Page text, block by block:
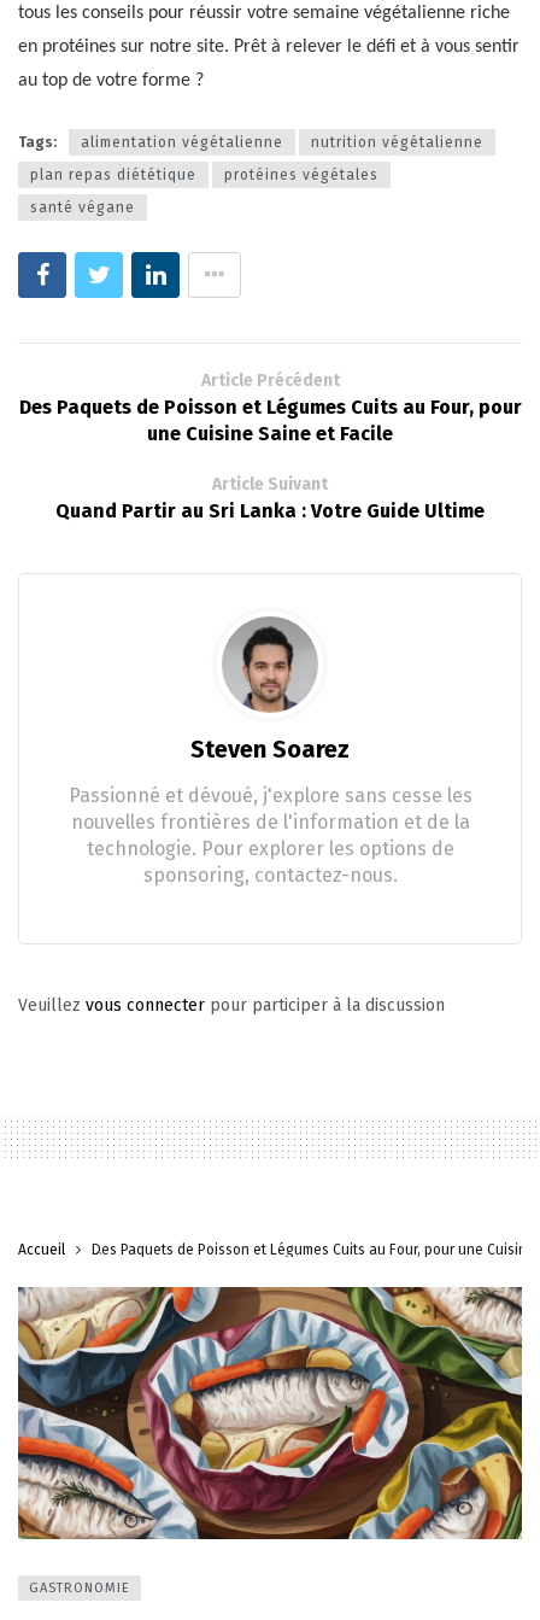
tous les conseils pour réussir votre semaine végétalienne riche
en protéines sur notre site. Prêt à relever le défi et à vous sentir
au top de votre forme ?
Tags: alimentation végétalienne
nutrition végétalienne
plan repas diététique
protéines végétales
santé végane
Article Précédent
Des Paquets de Poisson et Légumes Cuits au Four, pour
une Cuisine Saine et Facile
Article Suivant
Quand Partir au Sri Lanka : Votre Guide Ultime
Steven Soarez
Passionné et dévoué, j'explore sans cesse les
nouvelles frontières de l'information et de la
technologie. Pour explorer les options de
sponsoring, contactez-nous.
Veuillez vous connecter pour participer à la discussion
Accueil Des Paquets de Poisson et Légumes Cuits au Four, pour une Cuisine
GASTRONOMIE